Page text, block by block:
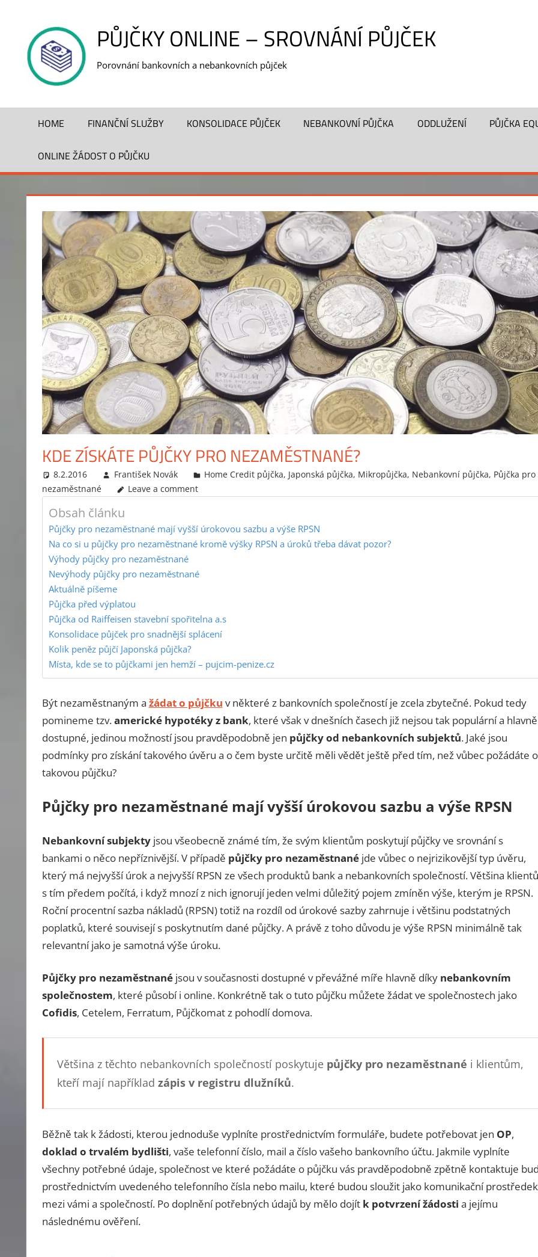
content
PŮJČKY ONLINE – SROVNÁNÍ PŮJČEK
Porovnání bankovních a nebankovních půjček
HOME FINANČNÍ SLUŽBY KONSOLIDACE PŮJČEK NEBANKOVNÍ PŮJČKA ODDLUŽENÍ PŮJČKA
ONLINE ŽÁDOST O PŮJČKU
KDE ZÍSKÁTE PŮJČKY PRO NEZAMĚSTNANÉ?
8.2.2016 František Novák Home Credit půjčka, Japonská půjčka, Mikropůjčka, Nebankovní půjčka, Půjčka pro
nezaměstnané
Leave a comment
Obsah článku
Půjčky pro nezaměstnané mají vyšší úrokovou sazbu a výše RPSN
Na co si u půjčky pro nezaměstnané kromě výšky RPSN a úroků třeba dávat pozor?
Výhody půjčky pro nezaměstnané
Nevýhody půjčky pro nezaměstnané
Aktuálně píšeme
Půjčka před výplatou
Půjčka od Raiffeisen stavební spořitelna a.s
Konsolidace půjček pro snadnější splácení
Kolik peněz půjčí Japonská půjčka?
Místa, kde se to půjčkami jen hemží – pujcim-penize.cz
Být nezaměstnaným a žádat o půjčku v některé z bankovních společností je zcela zbytečné. Pokud tedy
pomineme tzv.americké hypotéky z bank, které však v dnešních časech již nejsou tak populární a hlavně
dostupné, jedinou možností jsou pravděpodobně jen půjčky od nebankovních subjektů. Jaké jsou
podmínky pro získání takového úvěru a o čem byste určitě měli vědět ještě před tím, než vůbec požádáte o
takovou půjčku?
Půjčky pro nezaměstnané mají vyšší úrokovou sazbu a výše RPSN
Nebankovní subjektyjsou všeobecně známé tím, že svým klientům poskytují půjčky ve srovnání s
bankami o něco nepříznivější. V případě půjčky pro nezaměstnanéjde vůbec o nejrizikovější typ úvěru,
který má nejvyšší úrok a nejvyšší RPSN ze všech produktů bank a nebankovních společností. Většina klientů
s tím předem počítá, i když mnozí z nich ignorují jeden velmi důležitý pojem zmíněn výše, kterým je RPSN.
Roční procentní sazba nákladů (RPSN) totiž na rozdíl od úrokové sazby zahrnuje i většinu podstatných
poplatků, které souvisejí s poskytnutím dané půjčky. A právě z toho důvodu je výše RPSN minimálně tak
relevantní jako je samotná výše úroku.
Půjčky pro nezaměstnanéjsou v současnosti dostupné v převážné míře hlavně díky nebankovním
společnostem, které působí i online. Konkrétně tak o tuto půjčku můžete žádat ve společnostech jako
Cofidis, Cetelem, Ferratum, Půjčkomat z pohodlí domova.
Většina z těchto nebankovních společností poskytuje půjčky pro nezaměstnané i klientům,
kteří mají například zápis v registru dlužníků.
Běžně tak k žádosti, kterou jednoduše vyplníte prostřednictvím formuláře, budete potřebovat jen OP,
doklad o trvalém bydlišti, vaše telefonní číslo, mail a číslo vašeho bankovního účtu. Jakmile vyplníte
všechny potřebné údaje, společnost ve které požádáte o půjčku vás pravděpodobně zpětně kontaktuje
prostřednictvím uvedeného telefonního čísla nebo mailu, které budou sloužit jako komunikační prostředek
mezi vámi a společností. Po doplnění potřebných údajů by mělo dojít k potvrzení žádosti a jejímu
následnému ověření.